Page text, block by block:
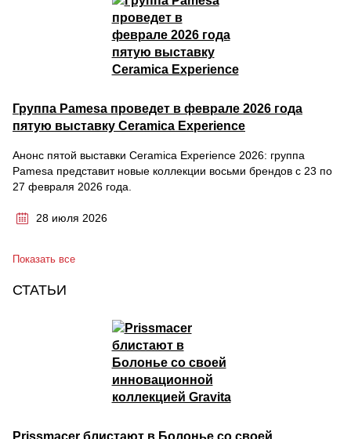
Группа Pamesa проведет в феврале 2026 года
пятую выставку Ceramica Experience
Анонс пятой выставки Ceramica Experience 2026: группа
Pamesa представит новые коллекции восьми брендов с 23 по
27 февраля 2026 года.
28 июля 2026
Показать все
СТАТЬИ
Prissmacer блистают в Болонье со своей